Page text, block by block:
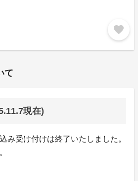
favorite
て
現在)
み受け付けは終了いたしました。